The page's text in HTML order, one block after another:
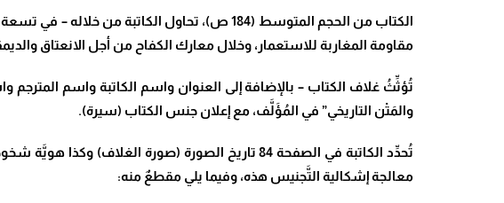
الكتاب من الحجم المتوسط (184 ص)، تحاول
مقاومة المغاربة للاستعمار، وخلال معارك الكفاح من أجل الانعتاق
تُؤثِّثُ غلاف الكتاب – بالإضافة إلى العنوان واسم الكاتبة واسم
والمَتْن التاريخي” في المُؤَلَّف، مع إعلان جنس الكتاب (سيرة).
تُحدِّد الكاتبة في الصفحة 84 تاريخ الصورة (صورة
معالجة إشكالية التَّجنيس هذه، وفيما يلي مقطعٌ منه: